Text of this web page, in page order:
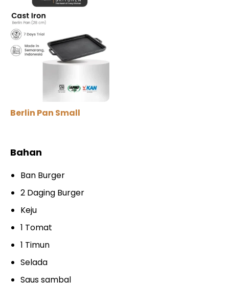
Berlin Pan Small
Bahan
Ban Burger
2 Daging Burger
Keju
1 Tomat
1 Timun
Selada
Saus sambal